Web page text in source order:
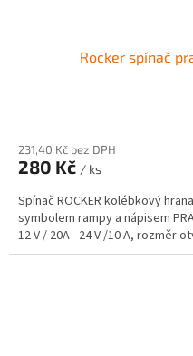
Rocker spínač
231,40 Kč bez DPH
280 Kč / ks
Spínač ROCKER kolébkový
symbolem rampy a nápisem
12 V / 20A - 24 V /10 A, rozměr